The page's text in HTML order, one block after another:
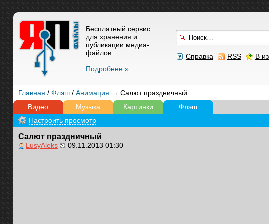
Справка RSS В
Бесплатный сервис
для хранения и
публикации медиа-
файлов.
Подробнее »
Главная / Флэш/ Анимация → Салют праздничный
Видео
Музыка Картинки Флэш
Настроить просмотр
Салют праздничный
LusyAleks 09.11.2013 01:30